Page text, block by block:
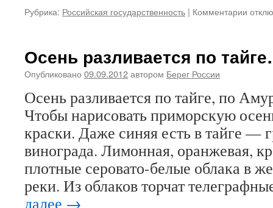
Рубрика: Российская государственность | Комментарии к
Осень разливается по
Опубликовано 09.09.2012автором Берег России
Осень разливается по тайге, по
Чтобы нарисовать приморскую
краски. Даже синяя есть в тайге —
винограда. Лимонная, оранжевая,
плотные серовато-белые облака в
реки. Из облаков торчат
далее →